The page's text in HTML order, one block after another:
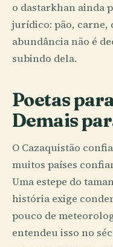
o dastarkhan ainda
jurídico: pão, carne,
abundância não é
subindo dela.
Poetas
Demais
O Cazaquistão
muitos países
Uma estepe do
história exige
pouco de
entendeu isso no